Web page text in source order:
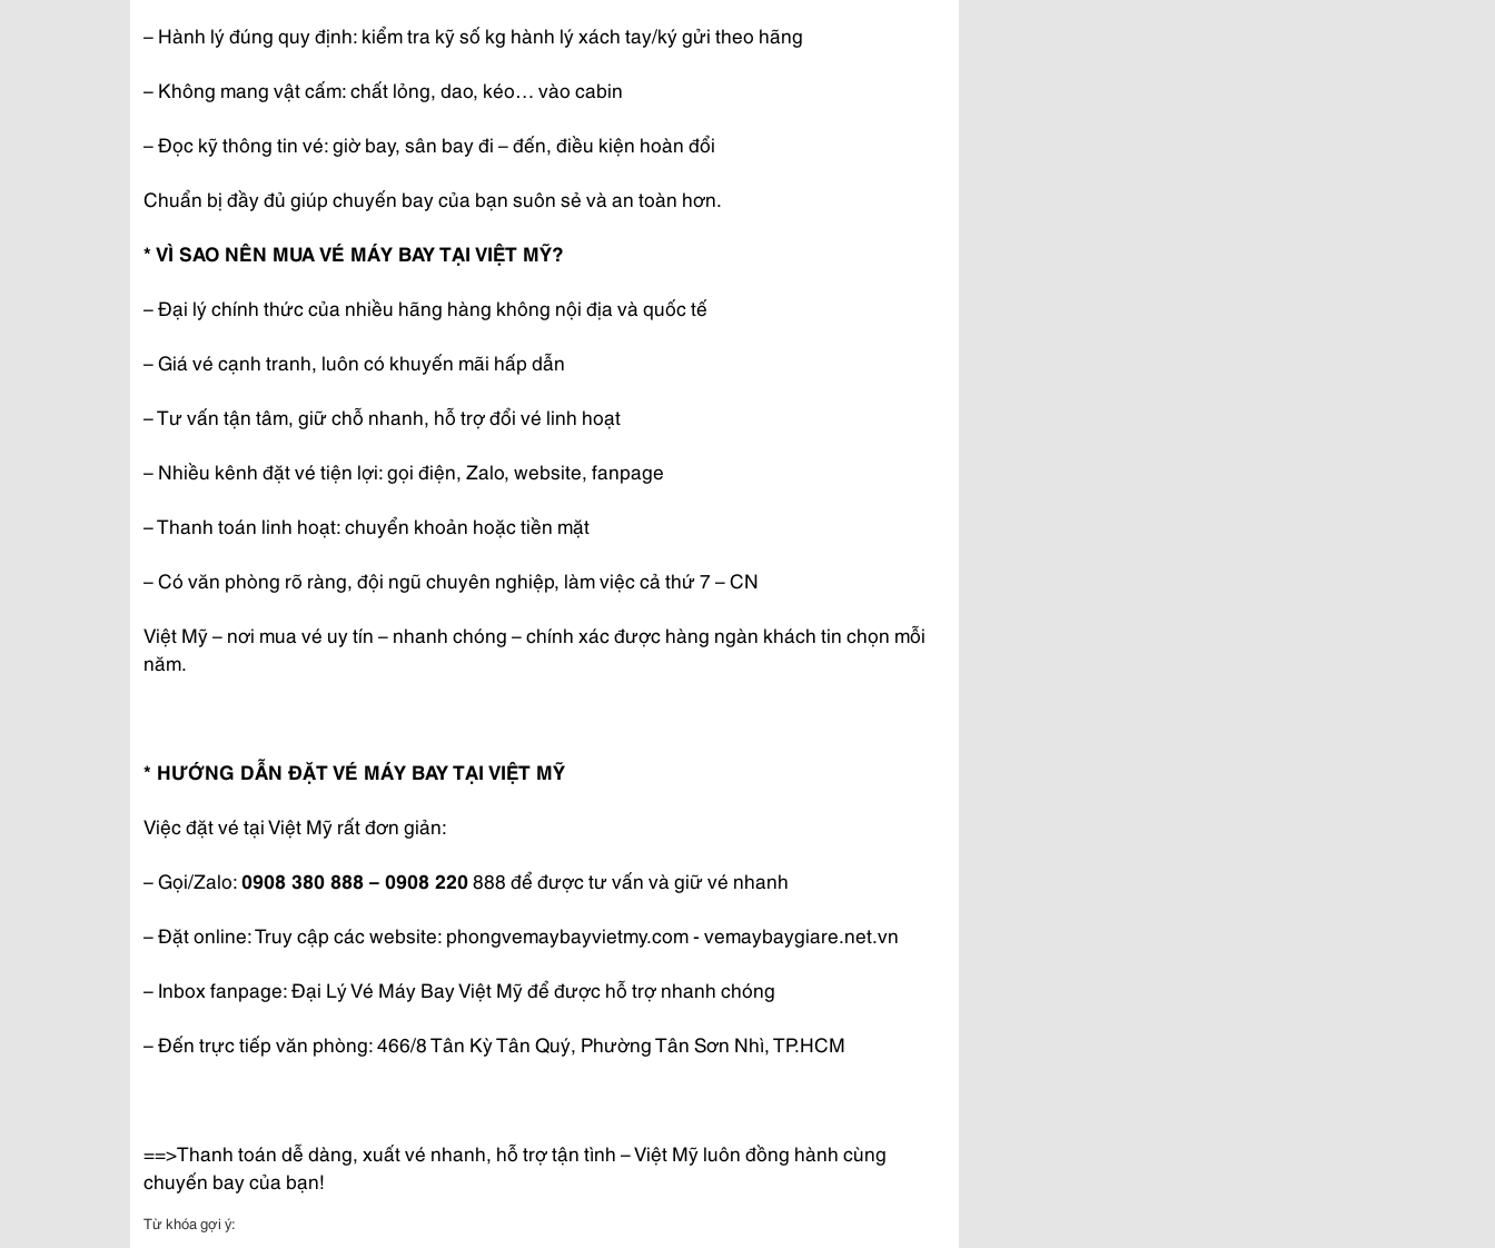
– Hành lý đúng quy định: kiểm tra kỹ số kg hành lý xách tay/ký gửi theo hãng
– Không mang vật cấm: chất lỏng, dao, kéo… vào cabin
– Đọc kỹ thông tin vé: giờ bay, sân bay đi – đến, điều kiện hoàn đổi
Chuẩn bị đầy đủ giúp chuyến bay của bạn suôn sẻ và an toàn hơn.
* VÌ SAO NÊN MUA VÉ MÁY BAY TẠI VIỆT MỸ?
– Đại lý chính thức của nhiều hãng hàng không nội địa và quốc tế
– Giá vé cạnh tranh, luôn có khuyến mãi hấp dẫn
– Tư vấn tận tâm, giữ chỗ nhanh, hỗ trợ đổi vé linh hoạt
– Nhiều kênh đặt vé tiện lợi: gọi điện, Zalo, website, fanpage
– Thanh toán linh hoạt: chuyển khoản hoặc tiền mặt
– Có văn phòng rõ ràng, đội ngũ chuyên nghiệp, làm việc cả thứ 7 – CN
Việt Mỹ – nơi mua vé uy tín – nhanh chóng – chính xác được hàng ngàn khách tin chọn mỗi
năm.
* HƯỚNG DẪN ĐẶT VÉ MÁY BAY TẠI VIỆT MỸ
Việc đặt vé tại Việt Mỹ rất đơn giản:
– Gọi/Zalo:0908 380 888 – 0908 220888 để được tư vấn và giữ vé nhanh
– Đặt online: Truy cập các website: phongvemaybayvietmy.com - vemaybaygiare.net.vn
– Inbox fanpage: Đại Lý Vé Máy Bay Việt Mỹ để được hỗ trợ nhanh chóng
– Đến trực tiếp văn phòng: 466/8 Tân Kỳ Tân Quý, Phường Tân Sơn Nhì, TP.HCM
==>Thanh toán dễ dàng, xuất vé nhanh, hỗ trợ tận tình – Việt Mỹ luôn đồng hành cùng
chuyến bay của bạn!
Từ khóa gợi ý: